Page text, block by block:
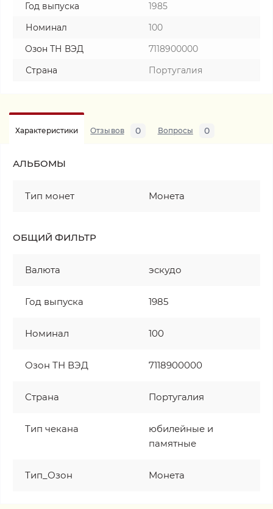
Год выпуска
1985
Номинал
100
Озон ТН ВЭД
7118900000
Страна
Португалия
Характеристики Отзывов 0 Вопросы 0
АЛЬБОМЫ
Тип монет Монета
ОБЩИЙ ФИЛЬТР
Валюта эскудо
Год выпуска 1985
Номинал 100
Озон ТН ВЭД 7118900000
Страна Португалия
Тип чекана
юбилейные и
памятные
Тип_Озон Монета